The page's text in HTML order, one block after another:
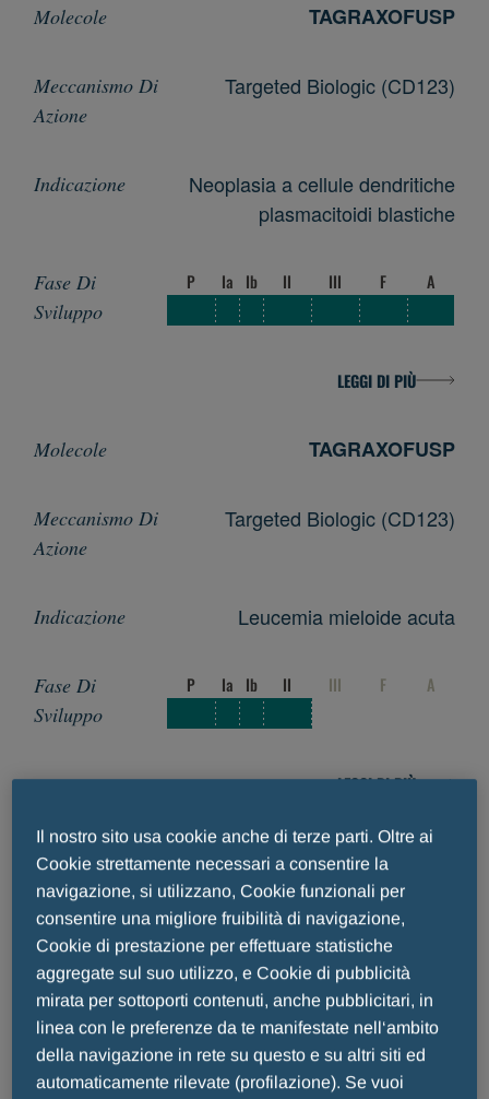
TAGRAXOFUSP
Targeted Biologic (CD123)
Neoplasia a cellule dendritiche
plasmacitoidi blastiche
P Ia Ib II III F A
LEGGI DI PIÙ
TAGRAXOFUSP
Targeted Biologic (CD123)
Leucemia mieloide acuta
P Ia Ib II III F A
LEGGI DI PIÙ
TAGRAXOFUSP
Targeted Biologic (CD123)
Leucemia mielomonocitica
cronica
Il nostro sito usa cookie anche di terze parti. Oltre ai
Cookie strettamente necessari a consentire la
navigazione, si utilizzano, Cookie funzionali per
consentire una migliore fruibilità di navigazione,
Cookie di prestazione per effettuare statistiche
aggregate sul suo utilizzo, e Cookie di pubblicità
mirata per sottoporti contenuti, anche pubblicitari, in
linea con le preferenze da te manifestate nell‘ambito
della navigazione in rete su questo e su altri siti ed
automaticamente rilevate (profilazione). Se vuoi